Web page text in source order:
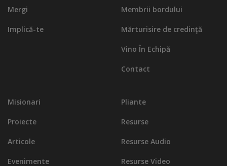
Mergi
Implică-te
Membrii bordului
Mărturisire de credinţă
Vino În Echipă
Contact
Misionari
Proiecte
Articole
Evenimente
Pliante
Resurse
Resurse Audio
Resurse Video